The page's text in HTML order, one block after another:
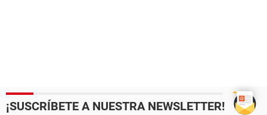
¡SUSCRÍBETE A NUESTRA NEWSLETTER!